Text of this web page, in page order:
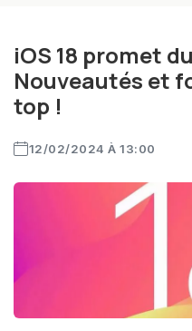
iOS 18 promet
Nouveautés et
top !
12/02/2024 À 13:00